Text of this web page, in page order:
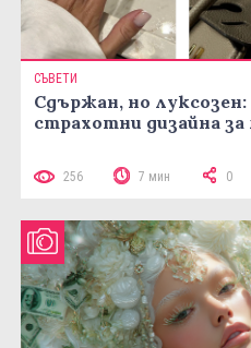
СЪВЕТИ
Сдържан, но луксозен:
страхотни дизайна
256 7 мин 0